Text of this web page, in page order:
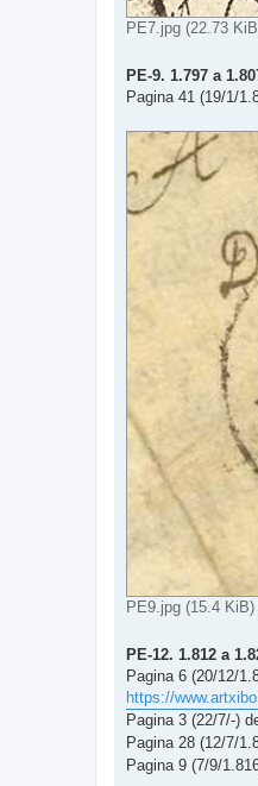
PE7.jpg (22.73
PE-9. 1.797 a
Pagina 41 (19/1/
PE9.jpg (15.4
PE-12. 1.812 a
Pagina 6 (20/12/
https://
Pagina 3 (22/7/-)
Pagina 28 (12/7/
Pagina 9 (7/9/